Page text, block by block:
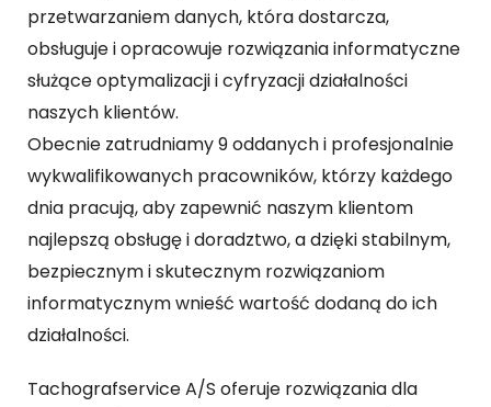
przetwarzaniem danych, która dostarcza,
obsługuje i opracowuje rozwiązania informatyczne
służące optymalizacji i cyfryzacji działalności
naszych klientów.
Obecnie zatrudniamy 9 oddanych i profesjonalnie
wykwalifikowanych pracowników, którzy każdego
dnia pracują, aby zapewnić naszym klientom
najlepszą obsługę i doradztwo, a dzięki stabilnym,
bezpiecznym i skutecznym rozwiązaniom
informatycznym wnieść wartość dodaną do ich
działalności.
Tachografservice A/S oferuje rozwiązania dla